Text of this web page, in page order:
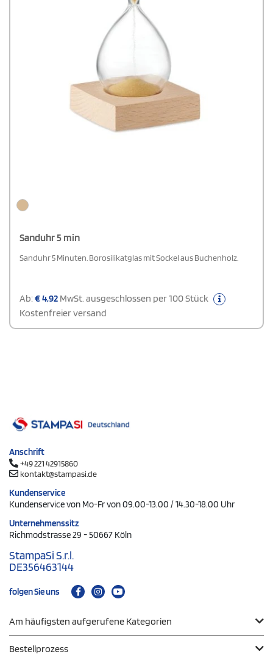
Sanduhr 5 min
Sanduhr 5 Minuten. Borosilikatglas mit Sockel aus Buchenholz.
Ab:€4,92 MwSt. ausgeschlossen per 100 Stück
Kostenfreier versand
Anschrift
+49 221 42915860
kontakt@stampasi.de
Kundenservice
Kundenservice von Mo-Fr von 09.00-13.00 / 14.30-18.00 Uhr
Unternehmenssitz
Richmodstrasse 29 - 50667 Köln
StampaSi S.r.l.
DE356463144
folgen Sie uns
Am häufigsten aufgerufene Kategorien
Bestellprozess